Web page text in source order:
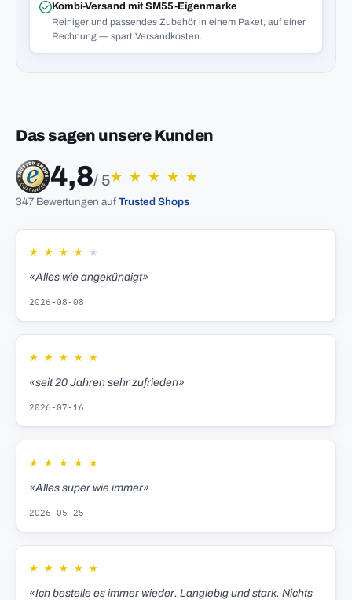
Kombi-Versand mit SM55-Eigenmarke
Reiniger und passendes Zubehör in einem Paket, auf einer
Rechnung — spart Versandkosten.
Das sagen unsere Kunden
4,8/ 5★ ★ ★ ★ ★
347 Bewertungen auf Trusted Shops
★ ★ ★ ★ ★
«Alles wie angekündigt»
2026-08-08
★ ★ ★ ★ ★
«seit 20 Jahren sehr zufrieden»
2026-07-16
★ ★ ★ ★ ★
«Alles super wie immer»
2026-05-25
★ ★ ★ ★ ★
«Ich bestelle es immer wieder. Langlebig und stark. Nichts